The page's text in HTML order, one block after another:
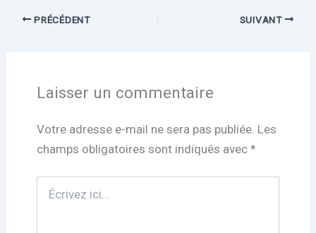
PRÉCÉDENT SUIVANT
Laisser un commentaire
Votre adresse e-mail ne sera pas publiée. Les
champs obligatoires sont indiqués avec *
ici…